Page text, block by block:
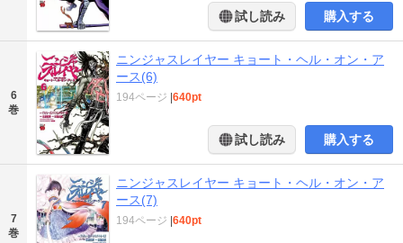
試し読み 購入する
6
巻
ニンジャスレイヤー キョート・ヘル・オン・ア
ース(6)
194ページ 640pt
試し読み 購入する
7
巻
ニンジャスレイヤー キョート・ヘル・オン・ア
ース(7)
194ページ 640pt